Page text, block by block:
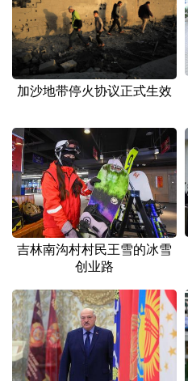
加沙地带停火协议正式生效
吉林南沟村村民王雪的冰雪
创业路